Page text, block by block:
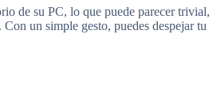
de su PC, lo que puede parecer trivial,
un simple gesto, puedes despejar tu